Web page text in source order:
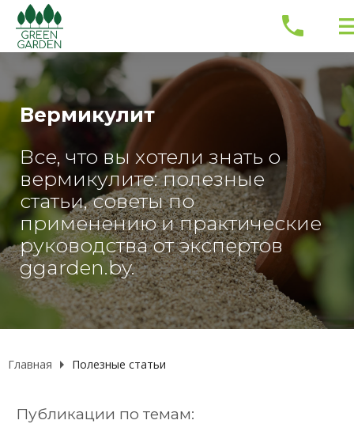
Вермикулит
Все, что вы хотели знать о
вермикулите: полезные
статьи, советы по
применению и практические
руководства от экспертов
ggarden.by.
Главная Полезные статьи
Публикации по темам: